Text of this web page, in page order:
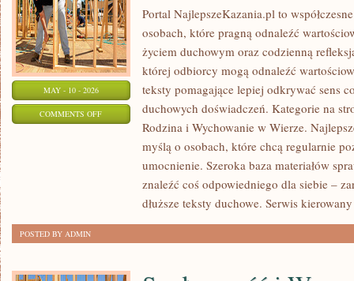
MAY - 10 - 2026
COMMENTS OFFON
REFLEKSJE
Portal NajlepszeKazania.pl to
osobach, które pragną odnaleźć
życiem duchowym oraz codzienną
której odbiorcy mogą odnaleźć
teksty pomagające lepiej odkrywać sens
duchowych doświadczeń. Kategorie na
Rodzina i Wychowanie w Wierze.
myślą o osobach, które chcą regularnie
umocnienie. Szeroka baza materiałów
znaleźć coś odpowiedniego dla siebie –
dłuższe teksty duchowe. Serwis
POSTED BY ADMIN